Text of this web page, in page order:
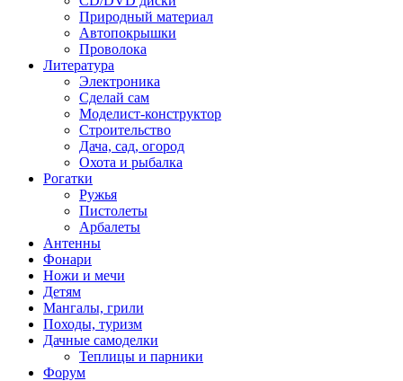
Природный материал
Автопокрышки
Проволока
Литература
Электроника
Сделай сам
Моделист-конструктор
Строительство
Дача, сад, огород
Охота и рыбалка
Рогатки
Ружья
Пистолеты
Арбалеты
Антенны
Фонари
Ножи и мечи
Детям
Мангалы, грили
Походы, туризм
Дачные самоделки
Теплицы и парники
Форум